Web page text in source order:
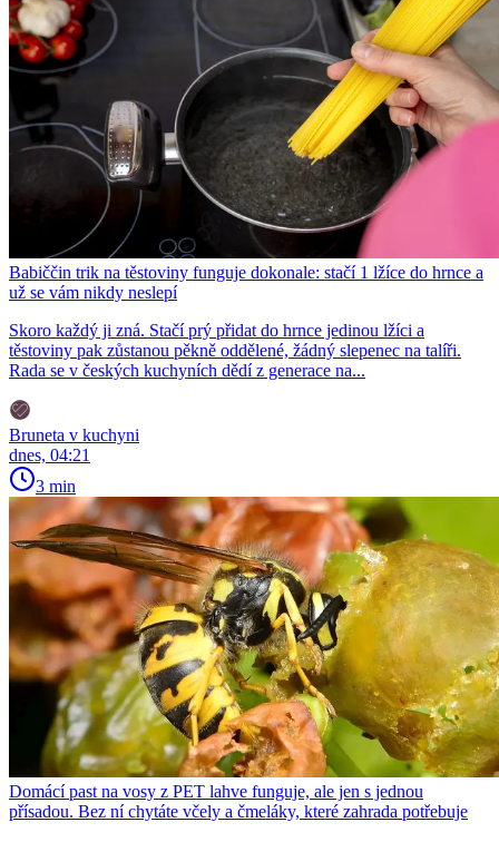
Babiččin trik na těstoviny funguje dokonale: stačí 1 lžíce do hrnce a
už se vám nikdy neslepí
Skoro každý ji zná. Stačí prý přidat do hrnce jedinou lžíci a
těstoviny pak zůstanou pěkně oddělené, žádný slepenec na talíři.
Rada se v českých kuchyních dědí z generace na...
Bruneta v kuchyni
dnes, 04:21
3 min
Domácí past na vosy z PET lahve funguje, ale jen s jednou
přísadou. Bez ní chytáte včely a čmeláky, které zahrada potřebuje